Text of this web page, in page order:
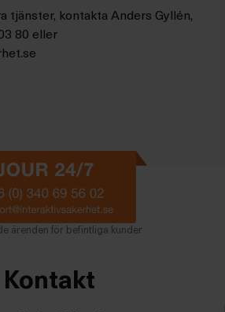
tjänster, kontakta Anders Gyllén,
80 eller
ärenden för befintliga kunder
Kontakt